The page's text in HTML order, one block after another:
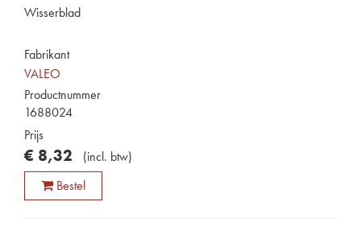
Wisserblad
Fabrikant
VALEO
Productnummer
1688024
Prijs
€ 8,32 (incl. btw)
Bestel